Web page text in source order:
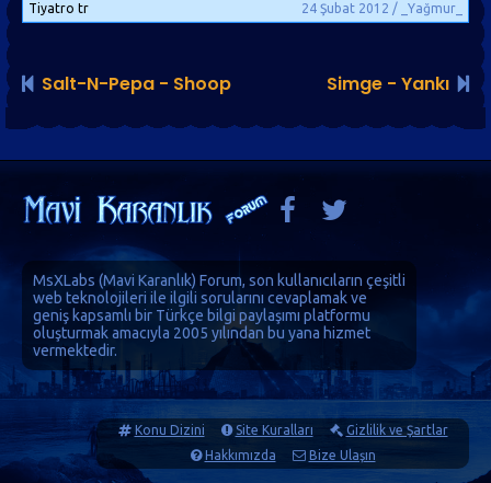
24 Şubat 2012 / _Yağmur_
Tiyatro tr
Salt-N-Pepa - Shoop Simge - Yankı
MsXLabs (Mavi Karanlık) Forum, son kullanıcıların çeşitli
web teknolojileri ile ilgili sorularını cevaplamak ve
geniş kapsamlı bir Türkçe bilgi paylaşımı platformu
oluşturmak amacıyla 2005 yılından bu yana hizmet
vermektedir.
Konu Dizini Site Kuralları
Gizlilik ve Şartlar
Hakkımızda
Bize Ulaşın